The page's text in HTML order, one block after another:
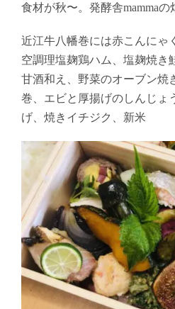
食材が秋〜。発酵舎mammaの
近江牛八幡巻には赤こんにゃ
空調理塩麹鶏ハム、塩麹焼き
甘酒和え、野菜のオーブン焼
巻、エビと厚揚げのしんじょ
げ、焼きイチジク、新米